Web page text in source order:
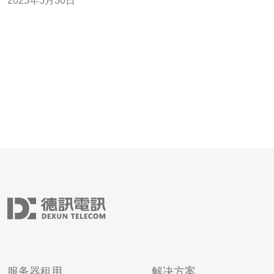
Top 5，帮助用户选择适合自己需求的云服务器服务。
服务器租用 解决方案